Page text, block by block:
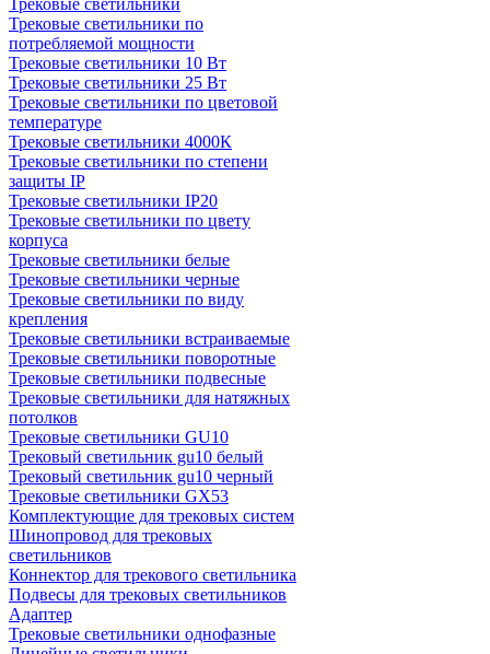
Трековые светильники
Трековые светильники по
потребляемой мощности
Трековые светильники 10 Вт
Трековые светильники 25 Вт
Трековые светильники по цветовой
температуре
Трековые светильники 4000К
Трековые светильники по степени
защиты IP
Трековые светильники IP20
Трековые светильники по цвету
корпуса
Трековые светильники белые
Трековые светильники черные
Трековые светильники по виду
крепления
Трековые светильники встраиваемые
Трековые светильники поворотные
Трековые светильники подвесные
Трековые светильники для натяжных
потолков
Трековые светильники GU10
Трековый светильник gu10 белый
Трековый светильник gu10 черный
Трековые светильники GX53
Комплектующие для трековых систем
Шинопровод для трековых
светильников
Коннектор для трекового светильника
Подвесы для трековых светильников
Адаптер
Трековые светильники однофазные